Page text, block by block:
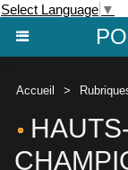
Select Language ▼
Accueil >